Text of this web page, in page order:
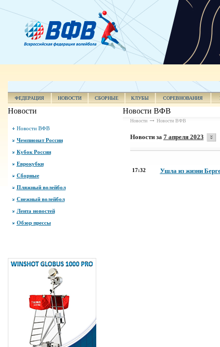
ФЕДЕРАЦИЯ НОВОСТИ СБОРНЫЕ КЛУБЫ СОРЕВНОВАНИЯ
Новости
Новости ВФВ
Чемпионат России
Кубок России
Еврокубки
Сборные
Пляжный волейбол
Снежный волейбол
Лента новостей
Обзор прессы
Новости ВФВ
Новости Новости ВФВ
Новости за 7 апреля 2023
17:32 Ушла из жизни